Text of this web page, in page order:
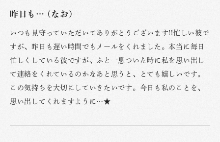
昨日も… (なお)
いつも見守っていただいてありがとうございます!!忙しい彼で
すが、昨日も遅い時間でもメールをくれました。本当に毎日
忙しくしている彼ですが、ふと一息ついた時に私を思い出し
て連絡をくれているのかなあと思うと、とても嬉しいです。
この気持ちを大切にしていきたいです。今日も私のことを、
思い出してくれますように…★